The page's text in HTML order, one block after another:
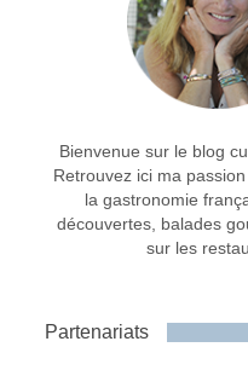
Bienvenue sur le blog
Retrouvez ici ma
la gastronomie
découvertes, balades
sur les
Partenariats